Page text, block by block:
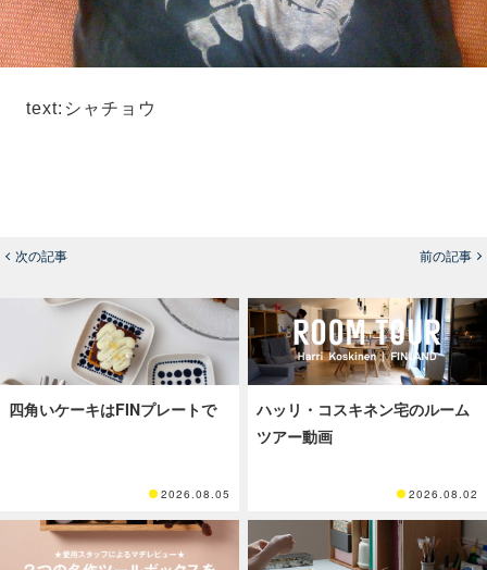
text:シャチョウ
次の記事 前の記事
四角いケーキはFINプレートで
2026.08.05
ハッリ・コスキネン宅のルーム
ツアー動画
2026.08.02